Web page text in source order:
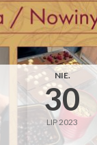
NIE.
30
LIP 2023